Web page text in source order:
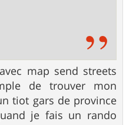
map send streets
de trouver mon
tiot gars de province
je fais un rando